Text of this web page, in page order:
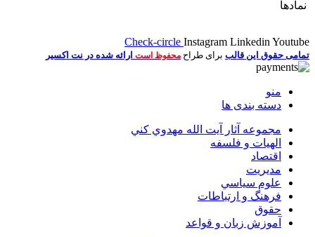
نمادها
Check-circle Instagram Linkedin Youtube
تمامی حقوق این قالب برای طراح محفوظ است ارائه شده در نت اکسیر
منو
دسته بندی ها
مجموعه آثار آيت الله مهدوي كني
الهیات و فلسفه
اقتصاد
مديريت
علوم سياسي
فرهنگ و ارتباطات
حقوق
آموزش زبان و قواعد